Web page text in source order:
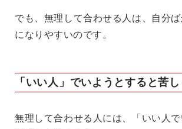
でも、無理して合わせる人は、自分
になりやすいのです。
「いい人」でいようとすると苦
無理して合わせる人には、「いい人で